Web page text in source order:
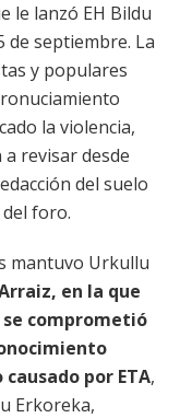
le lanzó EH Bildu
de septiembre. La
y populares
la violencia,
revisar desde
del suelo
foro.
mantuvo Urkullu
en la que
comprometió
por ETA,
Erkoreka,